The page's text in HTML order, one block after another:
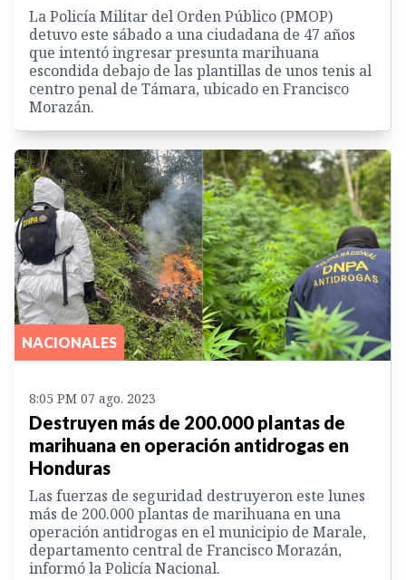
La Policía Militar del Orden Público (PMOP)
detuvo este sábado a una ciudadana de 47 años
que intentó ingresar presunta marihuana
escondida debajo de las plantillas de unos tenis al
centro penal de Támara, ubicado en Francisco
Morazán.
NACIONALES
8:05 PM 07 ago. 2023
Destruyen más de 200.000 plantas de
marihuana en operación antidrogas en
Honduras
Las fuerzas de seguridad destruyeron este lunes
más de 200.000 plantas de marihuana en una
operación antidrogas en el municipio de Marale,
departamento central de Francisco Morazán,
informó la Policía Nacional.